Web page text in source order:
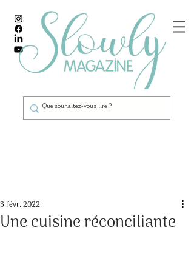
Une cuisine réconciliante
3 févr. 2022